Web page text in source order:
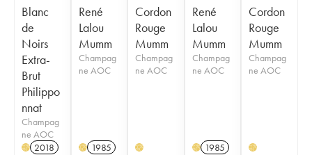
Blanc
de
Noirs
Extra-
Brut
Philippo
nnat
Champag
ne AOC
H 2018
René
Lalou
Mumm
Champag
ne AOC
H 1985
Cordon
Rouge
Mumm
Champag
ne AOC
H
René
Lalou
Mumm
Champag
ne AOC
H 1985
Cordon
Rouge
Mumm
Champag
ne AOC
H